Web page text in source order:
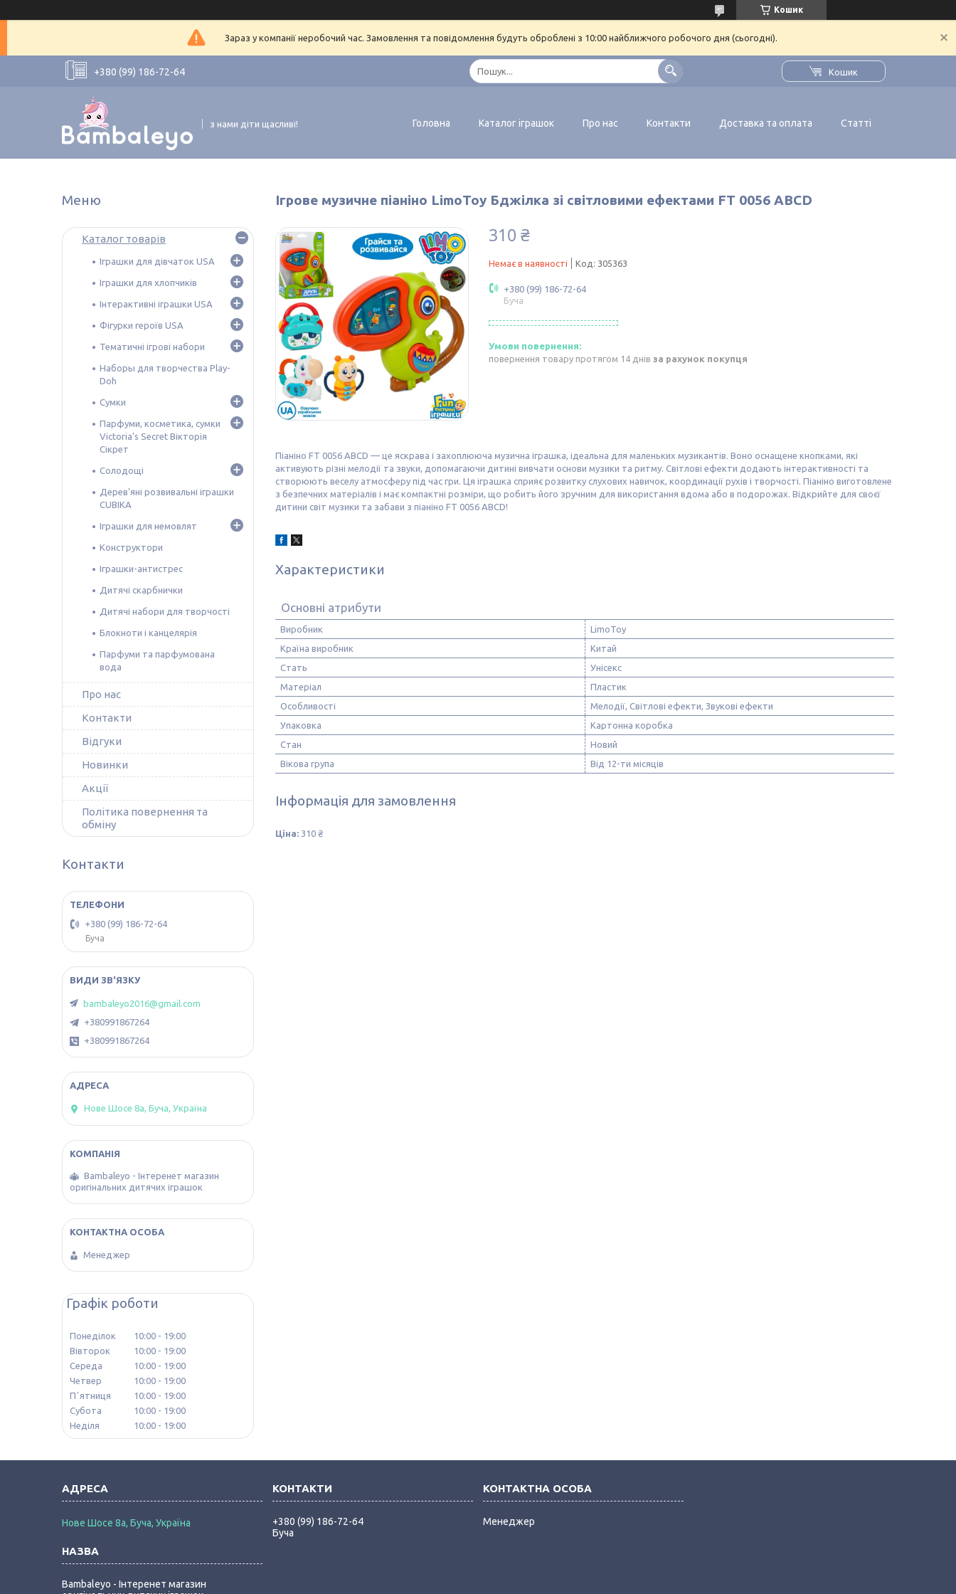
Кошик
Зараз у компанії неробочий час. Замовлення та повідомлення будуть оброблені з 10:00 найближчого робочого дня (сьогодні).
+380 (99) 186-72-64 Кошик
з нами діти щасливі! Головна Каталог іграшок Про нас Контакти Доставка та оплата Статті
Ігрове музичне піаніно LimoToy Бджілка зі світловими ефектами FT 0056 ABCD
310 ₴
Немає в наявності Код: 305363
+380 (99) 186-72-64
Буча
повернення товару протягом 14 днів за рахунок покупця
Піаніно FT 0056 ABCD — це яскрава і захоплююча музична іграшка, ідеальна для маленьких музикантів. Воно оснащене кнопками, які
активують різні мелодії та звуки, допомагаючи дитині вивчати основи музики та ритму. Світлові ефекти додають інтерактивності та
створюють веселу атмосферу під час гри. Ця іграшка сприяє розвитку слухових навичок, координації рухів і творчості. Піаніно виготовлене
з безпечних матеріалів і має компактні розміри, що робить його зручним для використання вдома або в подорожах. Відкрийте для своєї
дитини світ музики та забави з піаніно FT 0056 ABCD!
Характеристики
Основні атрибути
Виробник
LimoToy
Країна виробник
Китай
Стать
Унісекс
Матеріал
Пластик
Особливості
Мелодії, Світлові ефекти, Звукові ефекти
Упаковка
Картонна коробка
Стан
Новий
Вікова група
Від 12-ти місяців
Інформація для замовлення
Ціна: 310 ₴
Каталог товарів
Іграшки для дівчаток USA
Іграшки для хлопчиків
Інтерактивні іграшки USA
Фігурки героїв USA
Тематичні ігрові набори
Наборы для творчества Play-
Doh
Сумки
Парфуми, косметика, сумки
Victoria's Secret Вікторія
Сікрет
Солодощі
Дерев'яні розвивальні іграшки
CUBIKA
Іграшки для немовлят
Конструктори
Іграшки-антистрес
Дитячі скарбнички
Дитячі набори для творчості
Блокноти і канцелярія
Парфуми та парфумована
вода
Про нас
Контакти
Відгуки
Новинки
Акції
Політика повернення та
обміну
Контакти
+380 (99) 186-72-64
Буча
bambaleyo2016@gmail.com
+380991867264
+380991867264
Нове Шосе 8а, Буча, Україна
Bambaleyo - Інтеренет магазин
оригінальних дитячих іграшок
Менеджер
Графік роботи
Понеділок 10:00
19:00
Вівторок
10:00
19:00
Середа
10:00
19:00
Четвер
10:00
19:00
Пʼятниця
10:00
19:00
Субота
10:00
19:00
Неділя
10:00 19:00
Нове Шосе 8а, Буча, Україна
Bambaleyo - Інтеренет магазин
+380 (99) 186-72-64
Буча
Менеджер